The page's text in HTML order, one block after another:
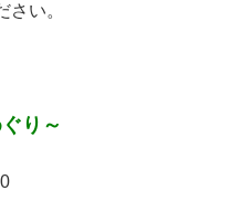
い。
り～